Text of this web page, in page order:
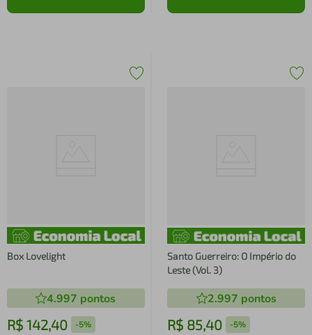
Box Lovelight
4.997 pontos
R$ 142,40 -5%
Santo Guerreiro: O Império do
Leste (Vol. 3)
2.997 pontos
R$ 85,40 -5%